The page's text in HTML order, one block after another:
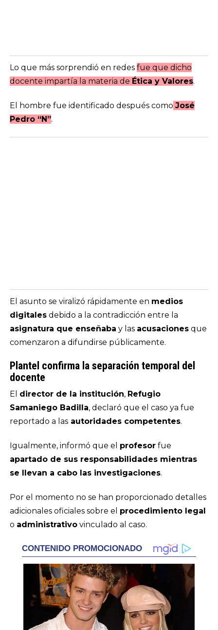
Lo que más sorprendió en redes fue que dicho
docente impartía la materia de Ética y Valores.
El hombre fue identificado después como José
Pedro “N”.
El asunto se viralizó rápidamente en medios
digitales debido a la contradicción entre la
asignatura que enseñaba y las acusaciones que
comenzaron a difundirse públicamente.
Plantel confirma la separación temporal del
docente
El director de la institución, Refugio
Samaniego Badilla, declaró que el caso ya fue
reportado a las autoridades competentes.
Igualmente, informó que el profesor fue
apartado de sus responsabilidades mientras
se llevan a cabo las investigaciones.
Por el momento no se han proporcionado detalles
adicionales oficiales sobre el procedimiento legal
o administrativo vinculado al caso.